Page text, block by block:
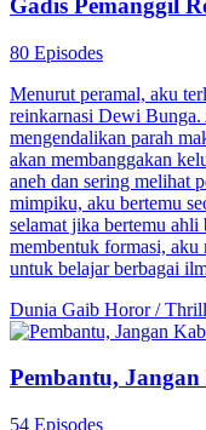
Gadis Pemanggil
80 Episodes
Menurut peramal, aku
reinkarnasi Dewi
mengendalikan parah
akan membanggakan
aneh dan sering melihat
mimpiku, aku bertemu
selamat jika bertemu
membentuk formasi,
untuk belajar berbagai
Dunia Gaib Horor /
Pembantu,
54 Episodes